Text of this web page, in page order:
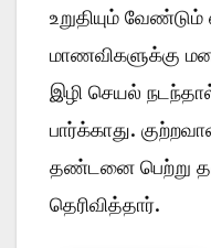
உறுதியும்
மாணவிகளுக்கு
இழி செயல்
பார்க்காது.
தண்டனை பெற்று
தெரிவித்தார்.